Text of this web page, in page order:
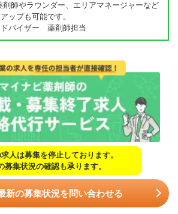
剤師やラウンダー、エリアマネージャーなど
ップも可能です。
ドバイザー 薬剤師担当
人は募集を停止しております。
募集状況の確認も承ります。
新の募集状況を問い合わせる